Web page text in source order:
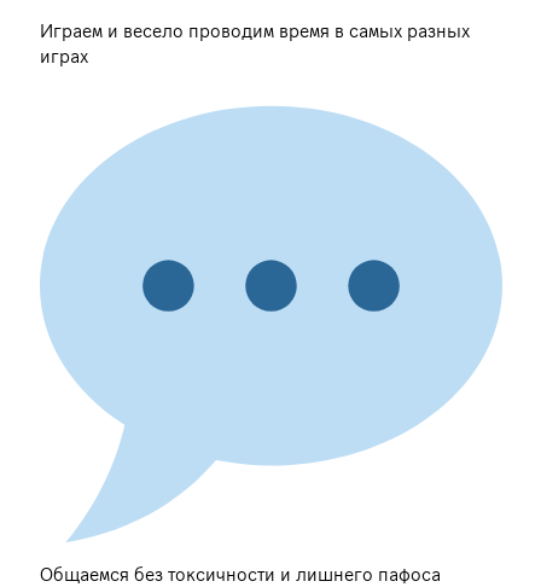
Играем и весело проводим время в самых разных
играх
Общаемся без токсичности и лишнего пафоса